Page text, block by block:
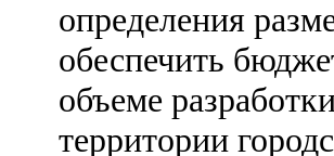
определения
обеспечить
объеме
территории